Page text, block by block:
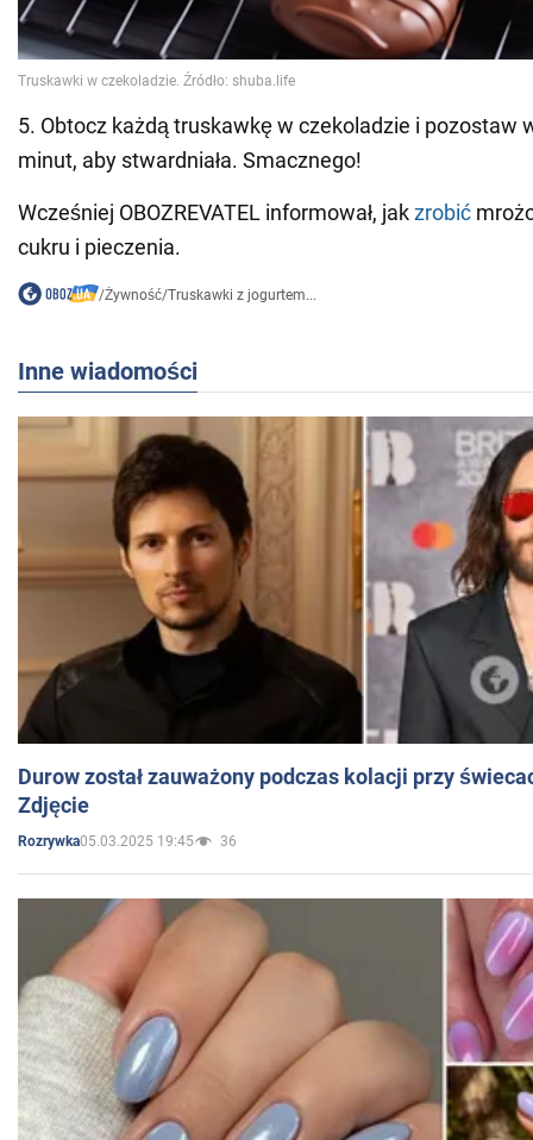
5. Obtocz każdą truskawkę w czekoladzie i pozostaw
minut, aby stwardniała. Smacznego!
Wcześniej OBOZREVATEL informował, jakzrobić
cukru i pieczenia.
/Żywność/Truskawki z jogurtem...
Inne wiadomości
Durow został zauważony podczas kolacji przy
Zdjęcie
Rozrywka05.03.2025 19:45 36